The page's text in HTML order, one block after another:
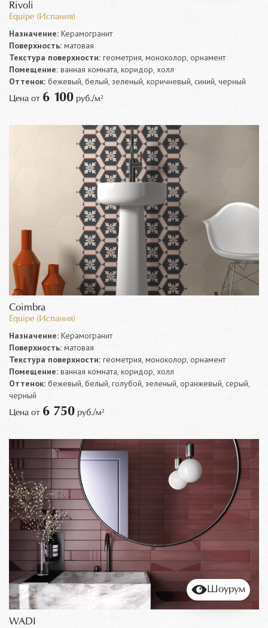
Rivoli
Equipe (Испания)
Назначение: Керамогранит
Поверхность: матовая
Текстура поверхности: геометрия, моноколор, орнамент
Помещение: ванная комната, коридор, холл
Оттенок: бежевый, белый, зеленый, коричневый, синий, черный
Цена от 6 100 руб./м²
Coimbra
Equipe (Испания)
Назначение: Керамогранит
Поверхность: матовая
Текстура поверхности: геометрия, моноколор, орнамент
Помещение: ванная комната, коридор, холл
Оттенок: бежевый, белый, голубой, зеленый, оранжевый, серый,
черный
Цена от 6 750 руб./м²
Шоурум
WADI